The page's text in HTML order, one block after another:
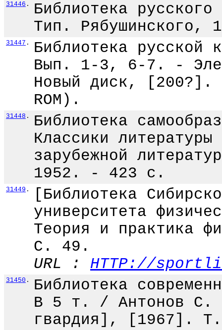
31446 .
Библиотека
Тип.
31447 .
Библиотека русской
Вып. 1-3, 6-7. -
Новый диск, [200?].
ROM).
31448 .
Библиотека
Классики
зарубежной
1952. - 423 с.
31449 .
[Библиотека
университета
Теория и практика
С. 49.
URL : HTTP://
31450 .
Библиотека
В 5 т. / Антонов
гвардия], [1967].